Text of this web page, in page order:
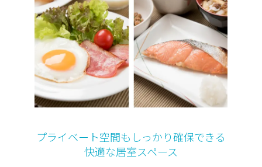
プライベート空間もしっかり確保できる
快適な居室スペース